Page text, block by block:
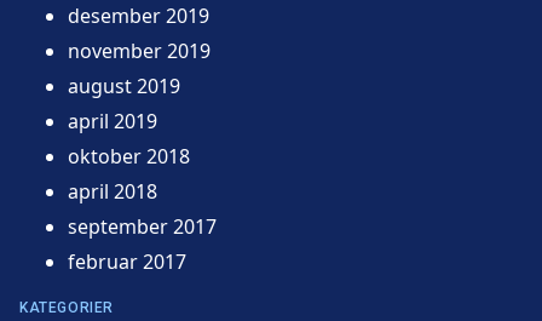
desember 2019
november 2019
august 2019
april 2019
oktober 2018
april 2018
september 2017
februar 2017
KATEGORIER